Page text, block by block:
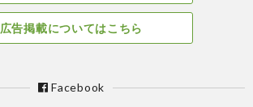
広告掲載についてはこちら
Facebook